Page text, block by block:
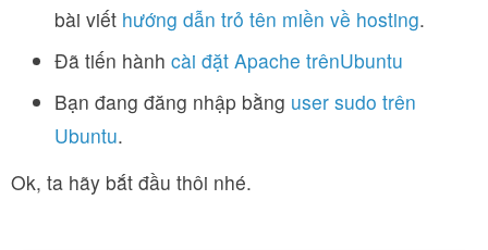
bài viết hướng dẫn trỏ tên miền về hosting.
Đã tiến hành cài đặt Apache trênUbuntu
Bạn đang đăng nhập bằng user sudo trên
Ubuntu.
Ok, ta hãy bắt đầu thôi nhé.